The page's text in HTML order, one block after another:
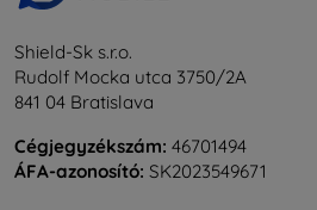
Shield-Sk s.r.o.
Rudolf Mocka utca 3750/2A
841 04 Bratislava
Cégjegyzékszám: 46701494
ÁFA-azonosító: SK2023549671